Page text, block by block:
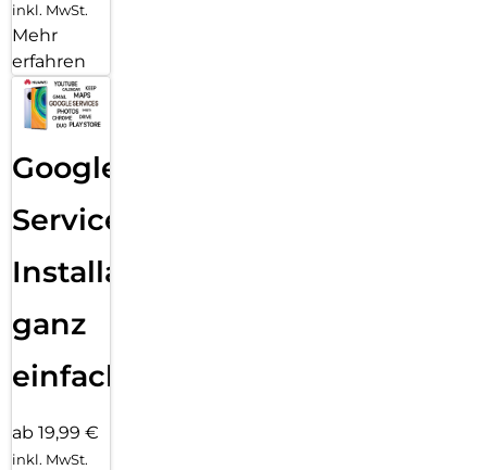
inkl. MwSt.
Mehr
erfahren
Google
Services
Installation
ganz
einfach
ab 19,99 €
inkl. MwSt.